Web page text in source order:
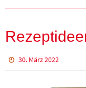
30. März 2022